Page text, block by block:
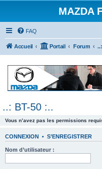
MAZDA
FAQ
Accueil Portail Forum
..: BT-50 :..
Vous n’avez pas les permissions
CONNEXION • S’ENREGISTRER
Nom d’utilisateur :